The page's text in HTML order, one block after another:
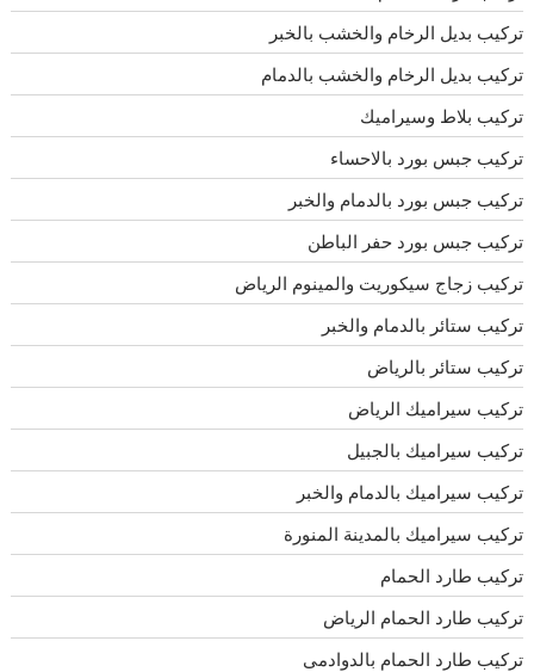
تركيب بديل الرخام والخشب بالخبر
تركيب بديل الرخام والخشب بالدمام
تركيب بلاط وسيراميك
تركيب جبس بورد بالاحساء
تركيب جبس بورد بالدمام والخبر
تركيب جبس بورد حفر الباطن
تركيب زجاج سيكوريت والمينوم الرياض
تركيب ستائر بالدمام والخبر
تركيب ستائر بالرياض
تركيب سيراميك الرياض
تركيب سيراميك بالجبيل
تركيب سيراميك بالدمام والخبر
تركيب سيراميك بالمدينة المنورة
تركيب طارد الحمام
تركيب طارد الحمام الرياض
تركيب طارد الحمام بالدوادمى